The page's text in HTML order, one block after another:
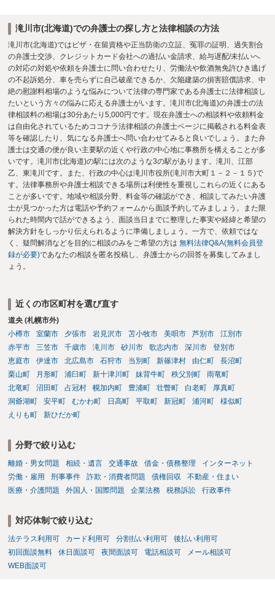
滝川市(北海道)での弁護士の探し方と法律相談の方法
滝川市(北海道)ではビザ・在留資格や正当防衛の立証、冤罪の証明、過失割合
の弁護士交渉、クレジットカード会社への過払い金請求、給与遅配/未払いへ
の対応の対処や依頼を弁護士に問い合わせたり、労働法や飲酒無免許ひき逃げ
の不起訴処分、車を売らずに自己破産できるか、欠陥建築の損害賠償請求、中
絶の慰謝料相場のような悩みについて法律の専門家である弁護士に法律相談し
たいという方々の悩みに応える弁護士がいます。滝川市(北海道)の弁護士の法
律相談料の相場は30分あたり5,000円です。現在弁護士への相談料や依頼料金
は自由化されているためココナラ法律相談の弁護士ページに掲載される料金表
等を確認したり、気になる弁護士へ問い合わせてみると良いでしょう。また弁
護士は交通の便が良い主要駅の近くや行政の中心地に事務所を構えることが多
いです。滝川市(北海道)の駅には次のような3の駅があります。滝川、江部
乙、東滝川です。また、行政の中心は滝川市役所(滝川市大町１－２－１５)で
す。法律事務所や弁護士相談できる場所は利便性を重視しこれらの近くにある
ことが多いです。地域や相談分野、料金等の確認ができ、相談してみたい弁護
士が見つかった方は電話や予約フォームから面談予約してみましょう。また限
られた時間内で話ができるよう、面談当日までに整理した事実や経緯と希望の
解決方針をしっかり伝えられるように準備しましょう。一方で、依頼ではな
く、疑問解消などを目的に相談のみをご希望の方は 無料法律Q&A(無料会員登
録が必要)であなたの相談を匿名投稿し、弁護士からの回答を募集してみまし
ょう。
近くの市区町村を選び直す
道央 (札幌市外)
小樽市
室蘭市 夕張市 岩見沢市 苫小牧市 美唄市 芦別市
江別市
赤平市
三笠市 千歳市 滝川市 砂川市 歌志内市 深川市
登別市
恵庭市
伊達市 北広島市 石狩市 当別町 新篠津村 由仁町
長沼町
栗山町
月形町 浦臼町 新十津川町 妹背牛町 秩父別町
雨竜町
北竜町
沼田町 占冠村 幌加内町 豊浦町 壮瞥町 白老町
厚真町
洞爺湖町
安平町 むかわ町 日高町 平取町 新冠町 浦河町
様似町
えりも町
新ひだか町
分野で絞り込む
離婚・男女問題 相続・遺言 交通事故 借金・債務整理
インターネット
労働・雇用
刑事事件 詐欺・消費者問題 債権回収
不動産・住まい
医療・介護問題
外国人・国際問題 企業法務 税務訴訟 行政事件
対応体制で絞り込む
法テラス利用可 カード利用可 分割払い利用可
後払い利用可
初回面談無料
休日面談可 夜間面談可 電話相談可
メール相談可
WEB面談可